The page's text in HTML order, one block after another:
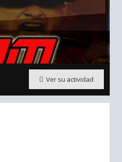
Ver su actividad